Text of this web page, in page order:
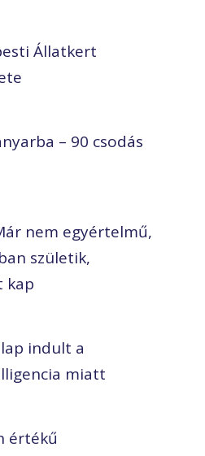
Állatkert
– 90 csodás
nem egyértelmű,
születik,
kap
indult a
miatt
értékű